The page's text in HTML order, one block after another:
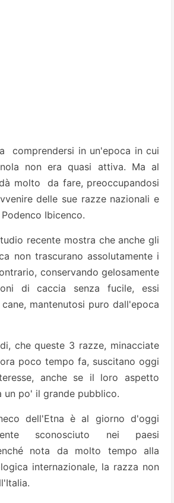
comprendersi in un'epoca in cui
non era quasi attiva. Ma al
molto da fare, preoccupandosi
delle sue razze nazionali e
Ibicenco.
recente mostra che anche gli
non trascurano assolutamente i
conservando gelosamente
di caccia senza fucile, essi
mantenutosi puro dall'epoca
che queste 3 razze, minacciate
poco tempo fa, suscitano oggi
anche se il loro aspetto
un po' il grande pubblico.
dell'Etna è al giorno d'oggi
sconosciuto nei paesi
nota da molto tempo alla
internazionale, la razza non